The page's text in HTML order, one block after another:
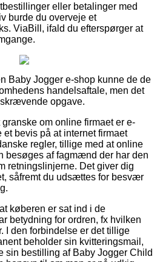
eller betalinger med
burde du overveje et
ViaBill, ifald du efterspørger at
Baby Jogger e-shop kunne de de
handelsaftale, men det
opgave.
om online firmaet er e-
bevis på at internet firmaet
regler, tillige med at online
besøges af fagmænd der har den
retningslinjerne. Det giver dig
såfremt du udsættes for besvær
køberen er sat ind i de
betydning for ordren, fx hvilken
I den forbindelse er det tillige
beholder sin kvitteringsmail,
sin bestilling af Baby Jogger Child